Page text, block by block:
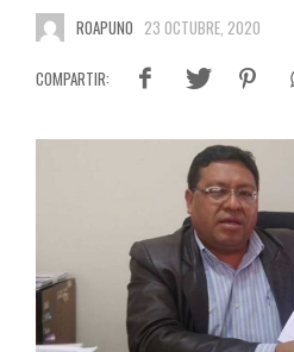
ROAPUNO 23 OCTUBRE, 2020